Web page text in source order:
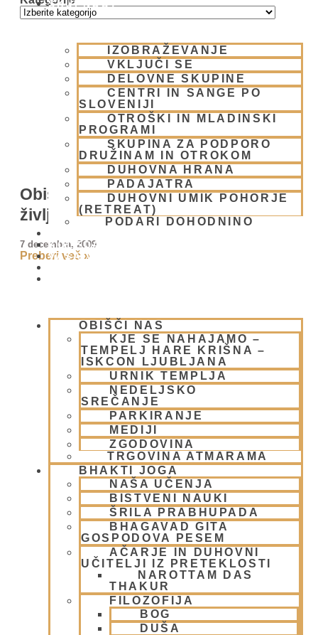
SKUPNOST
IZOBRAŽEVANJE
VKLJUČI SE
DELOVNE SKUPINE
CENTRI IN SANGE PO
SLOVENIJI
OTROŠKI IN MLADINSKI
PROGRAMI
SKUPINA ZA PODPORO
DRUŽINAM IN OTROKOM
DUHOVNA HRANA
PADAJATRA
DUHOVNI UMIK POHORJE
(RETREAT)
PODARI DOHODNINO
KOLEDAR
VAŠA VPRAŠANJA
OBIŠČI NAS
KJE SE NAHAJAMO –
TEMPELJ HARE KRIŠNA –
ISKCON LJUBLJANA
URNIK TEMPLJA
NEDELJSKO
SREČANJE
PARKIRANJE
MEDIJI
ZGODOVINA
TRGOVINA ATMARAMA
BHAKTI JOGA
NAŠA UČENJA
BISTVENI NAUKI
ŠRILA PRABHUPADA
BHAGAVAD GITA
GOSPODOVA PESEM
AČARJE IN DUHOVNI
UČITELJI IZ PRETEKLOSTI
NAROTTAM DAS
THAKUR
FILOZOFIJA
BOG
DUŠA
Obisk študentov Univerze za tretje
življenjsko obdobje
7 decembra, 2009
Preberi več »
Obiski šolskih skupin VERSTVA IN
ETIKA v templju Hare Krišna
7 decembra, 2009
Preberi več »